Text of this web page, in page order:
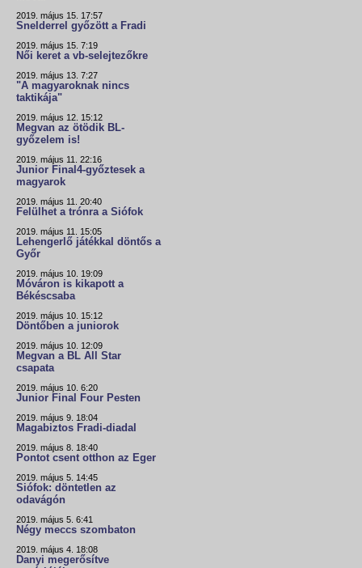
2019. május 15. 17:57
Snelderrel győzött a Fradi
2019. május 15. 7:19
Női keret a vb-selejtezőkre
2019. május 13. 7:27
"A magyaroknak nincs
taktikája"
2019. május 12. 15:12
Megvan az ötödik BL-
győzelem is!
2019. május 11. 22:16
Junior Final4-győztesek a
magyarok
2019. május 11. 20:40
Felülhet a trónra a Siófok
2019. május 11. 15:05
Lehengerlő játékkal döntős a
Győr
2019. május 10. 19:09
Móváron is kikapott a
Békéscsaba
2019. május 10. 15:12
Döntőben a juniorok
2019. május 10. 12:09
Megvan a BL All Star
csapata
2019. május 10. 6:20
Junior Final Four Pesten
2019. május 9. 18:04
Magabiztos Fradi-diadal
2019. május 8. 18:40
Pontot csent otthon az Eger
2019. május 5. 14:45
Siófok: döntetlen az
odavágón
2019. május 5. 6:41
Négy meccs szombaton
2019. május 4. 18:08
Danyi megerősítve